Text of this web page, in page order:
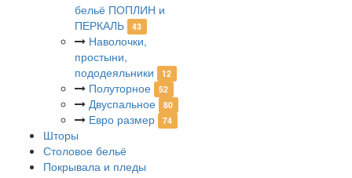
бельё ПОПЛИН и
ПЕРКАЛЬ
43
Наволочки,
простыни,
пододеяльники
12
Полуторное 52
Двуспальное 80
Евро размер 74
Шторы
Столовое бельё
Покрывала и пледы